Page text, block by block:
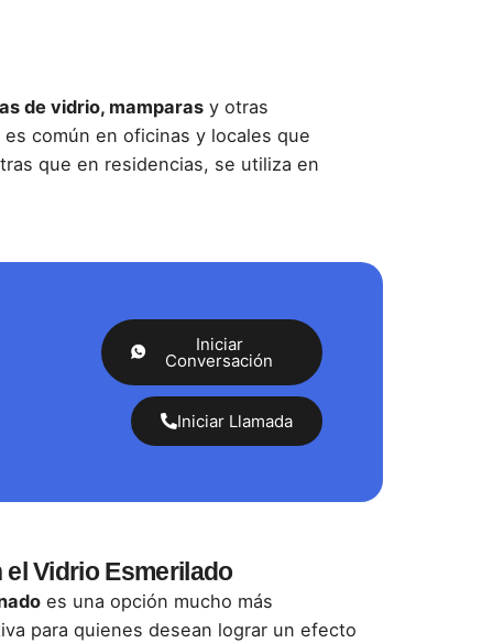
de vidrio, mamparas y otras
común en oficinas y locales que
que en residencias, se utiliza en
Iniciar
Conversación
Iniciar Llamada
Vidrio Esmerilado
es una opción mucho más
para quienes desean lograr un efecto